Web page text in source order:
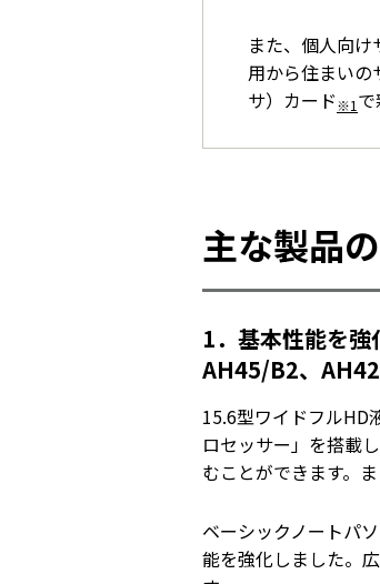
また、個人向
用から住まいの
サ）カード※1
主な製品
1．基本性能を
AH45/B2、
15.6型ワイドフルHD
ロセッサー」を搭載
むことができます。
ベーシックノートパ
能を強化しました。